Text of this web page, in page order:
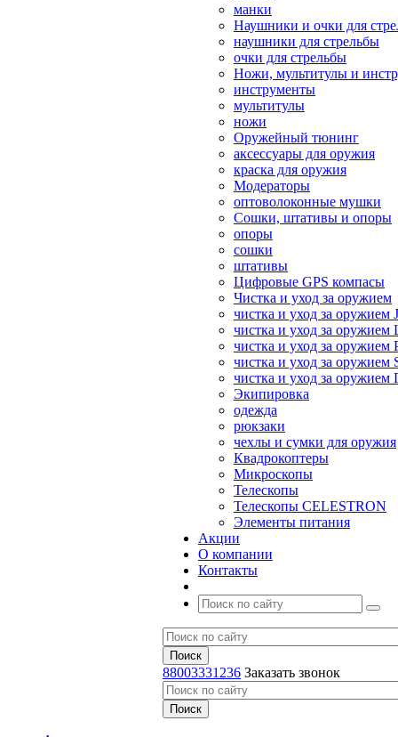
манки
Наушники и очки для
наушники для стрельбы
очки для стрельбы
Ножи, мультитулы и
инструменты
мультитулы
ножи
Оружейный тюнинг
аксессуары для оружия
краска для оружия
Модераторы
оптоволоконные мушки
Сошки, штативы и опоры
опоры
сошки
штативы
Цифровые GPS компасы
Чистка и уход за оружием
чистка и уход за оружием
чистка и уход за оружием
чистка и уход за оружием
чистка и уход за оружием
чистка и уход за
Экипировка
одежда
рюкзаки
чехлы и сумки для оружия
Квадрокоптеры
Микроскопы
Телескопы
Телескопы CELESTRON
Элементы питания
Акции
О компании
Контакты
88003331236 Заказать звонок